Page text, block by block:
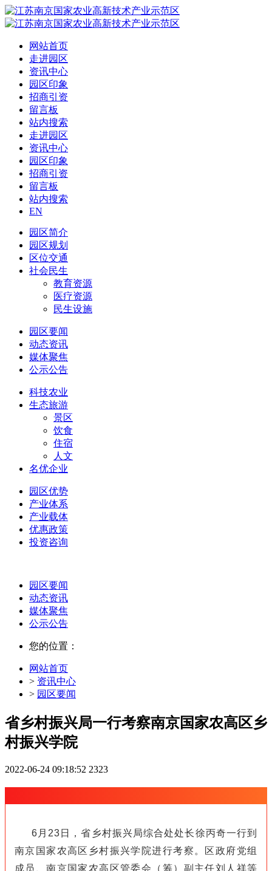
网站首页
走进园区
资讯中心
园区印象
招商引资
留言板
站内搜索
走进园区
资讯中心
园区印象
招商引资
留言板
站内搜索
EN
园区简介
园区规划
区位交通
社会民生
教育资源
医疗资源
民生设施
园区要闻
动态资讯
媒体聚焦
公示公告
科技农业
生态旅游
景区
饮食
住宿
人文
名优企业
园区优势
产业体系
产业载体
优惠政策
投资咨询
园区要闻
动态资讯
媒体聚焦
公示公告
您的位置：
网站首页
> 资讯中心
> 园区要闻
省乡村振兴局一行考察南京国家农高区乡
村振兴学院
2022-06-24 09:18:52 2323
6月23日，省乡村振兴局综合处处长徐丙奇一行到
南京国家农高区乡村振兴学院进行考察。区政府党组
成员、南京国家农高区管委会（筹）副主任刘人祥等